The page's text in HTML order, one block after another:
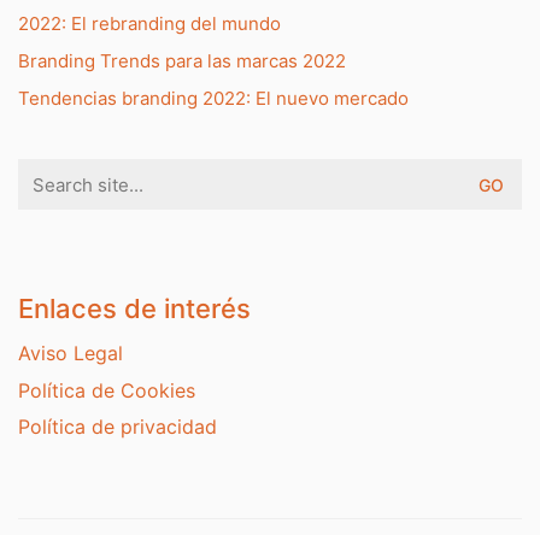
2022: El rebranding del mundo
Branding Trends para las marcas 2022
Tendencias branding 2022: El nuevo mercado
for:
Enlaces de interés
Aviso Legal
Política de Cookies
Política de privacidad